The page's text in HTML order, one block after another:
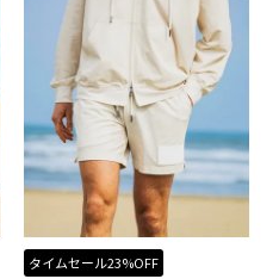
タイムセール23%OFF